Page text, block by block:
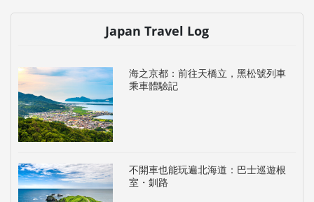
Japan Travel Log
海之京都：前往天橋立，黑松號列車
乘車體驗記
不開車也能玩遍北海道：巴士巡遊根
室・釧路